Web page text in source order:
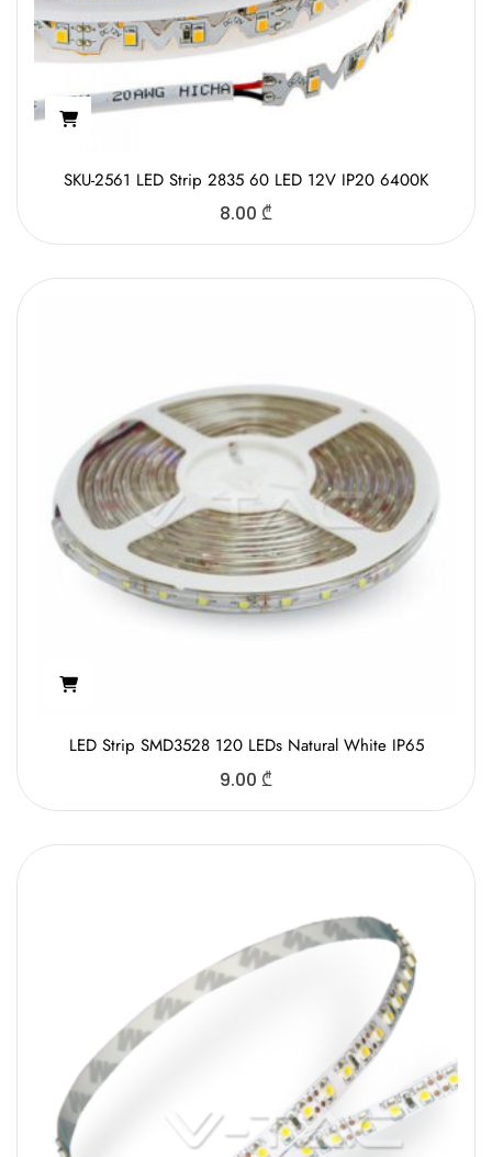
SKU-2561 LED Strip 2835 60 LED 12V IP20 6400K
8.00 ₾
LED Strip SMD3528 120 LEDs Natural White IP65
9.00 ₾